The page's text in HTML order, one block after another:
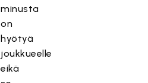
minusta
on
hyötyä
joukkueelle
eikä